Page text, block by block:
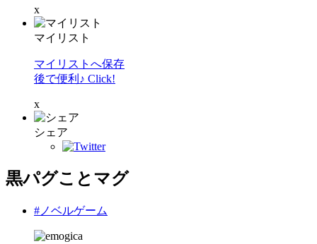
x
マイリスト
マイリストへ保存
後で便利♪ Click!
x
シェア
黒パグことマグ
#ノベルゲーム